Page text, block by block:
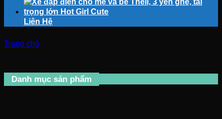
Liên Hệ
Trang chủ
Danh mục sản phẩm